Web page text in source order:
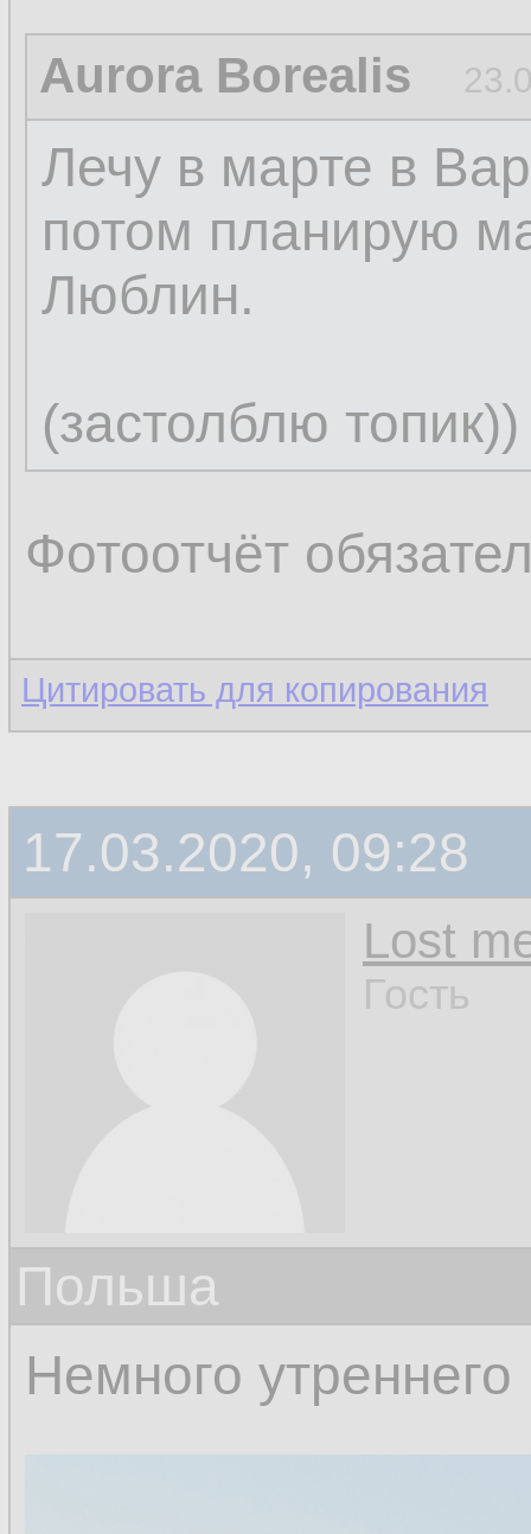
Aurora Borealis
Лечу в марте в
потом планирую
Люблин.
(застолблю топик))
Фотоотчёт
Цитировать для копирования
17.03.2020, 09:28
Lost
Гость
Польша
Немного